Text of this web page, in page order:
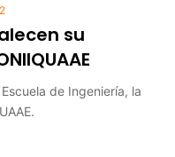
su
de Ingeniería, la